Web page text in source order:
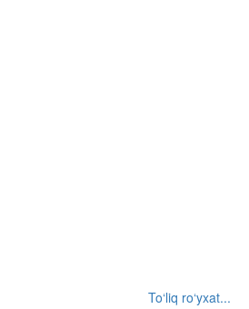
To‘liq ro‘yxat...